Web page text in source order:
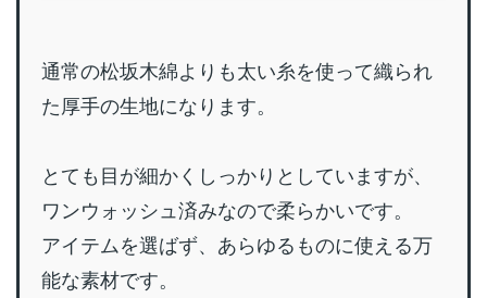
通常の松坂木綿よりも太い糸を使って織られ
た厚手の生地になります。
とても目が細かくしっかりとしていますが、
ワンウォッシュ済みなので柔らかいです。
アイテムを選ばず、あらゆるものに使える万
能な素材です。